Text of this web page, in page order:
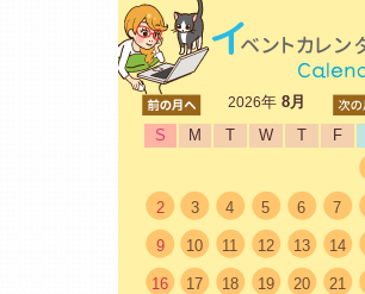
2026年8月
S
M T W T F
2 3 4 5 6 7
9 10 11 12 13 14
16 17 18 19 20 21